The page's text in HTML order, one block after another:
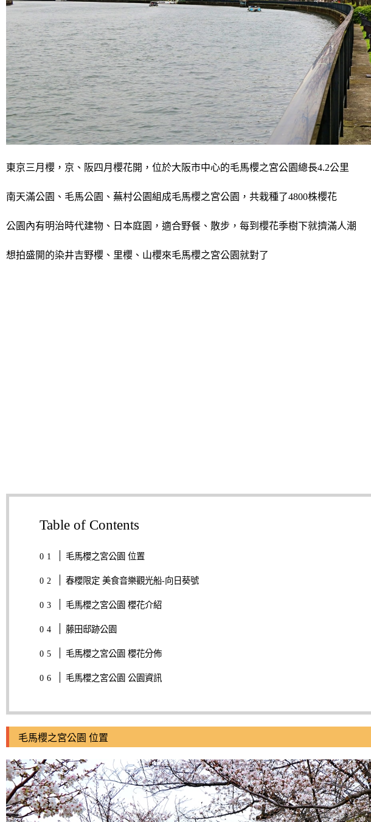
東京三月櫻，京、阪四月櫻花開，位於大阪市中心的毛馬櫻之宮公園總長4.2公里
南天滿公園、毛馬公園、蕪村公園組成毛馬櫻之宮公園，共栽種了4800株櫻花
公園內有明治時代建物、日本庭園，適合野餐、散步，每到櫻花季樹下就擠滿人潮
想拍盛開的染井吉野櫻、里櫻、山櫻來毛馬櫻之宮公園就對了
Table of Contents
毛馬櫻之宮公園 位置
春櫻限定 美食音樂觀光船-向日葵號
毛馬櫻之宮公園 櫻花介紹
藤田邸跡公園
毛馬櫻之宮公園 櫻花分佈
毛馬櫻之宮公園 公園資訊
毛馬櫻之宮公園 位置